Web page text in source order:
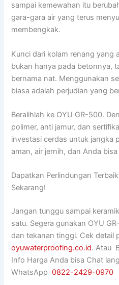
sampai kemewahan itu
gara-gara air yang terus
membengkak.
Kunci dari kolam renang yang
bukan hanya pada betonnya,
bernama nat. Menggunakan
biasa adalah perjudian yang
Beralihlah ke OYU GR-500.
polimer, anti jamur, dan
investasi cerdas untuk jangka
aman, air jernih, dan Anda
Dapatkan Perlindungan
Sekarang!
Jangan tunggu sampai
satu. Segera gunakan OYU
dan tekanan tinggi. Cek detail
oyuwaterproofing.co.id. Atau
Info Harga Anda bisa Chat
WhatsApp0822-2429-0970